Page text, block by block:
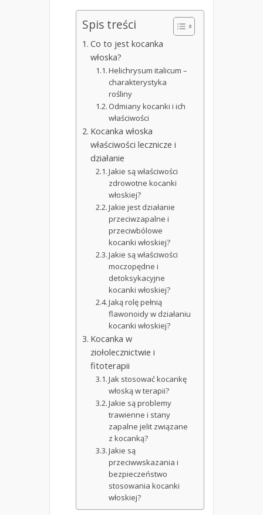
Spis treści
Co to jest kocanka
włoska?
Helichrysum italicum –
charakterystyka
rośliny
Odmiany kocanki i ich
właściwości
Kocanka włoska
właściwości lecznicze i
działanie
Jakie są właściwości
zdrowotne kocanki
włoskiej?
Jakie jest działanie
przeciwzapalne i
przeciwbólowe
kocanki włoskiej?
Jakie są właściwości
moczopędne i
detoksykacyjne
kocanki włoskiej?
Jaką rolę pełnią
flawonoidy w działaniu
kocanki włoskiej?
Kocanka w
ziołolecznictwie i
fitoterapii
Jak stosować kocankę
włoską w terapii?
Jakie są problemy
trawienne i stany
zapalne jelit związane
z kocanką?
Jakie są
przeciwwskazania i
bezpieczeństwo
stosowania kocanki
włoskiej?